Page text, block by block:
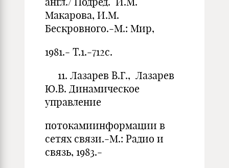
Макарова, И.М.
Бескровного.-М.: Мир,
1981.- Т.1.-712с.
11. Лазарев В.Г., Лазарев
Ю.В. Динамическое
управление
потокамиинформации в
сетях связи.-М.: Радио и
связь, 1983.-